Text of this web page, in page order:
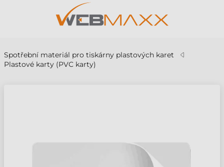
Spotřební materiál pro tiskárny plastových karet
Plastové karty (PVC karty)